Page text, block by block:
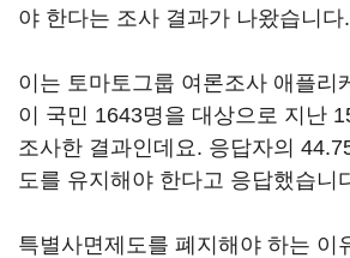
야 한다는 조사 결과가 나왔습니다.
이는 토마토그룹 여론조사 애플리
이 국민 1643명을 대상으로 지난
조사한 결과인데요. 응답자의
도를 유지해야 한다고 응답했습니
특별사면제도를 폐지해야 하는 이